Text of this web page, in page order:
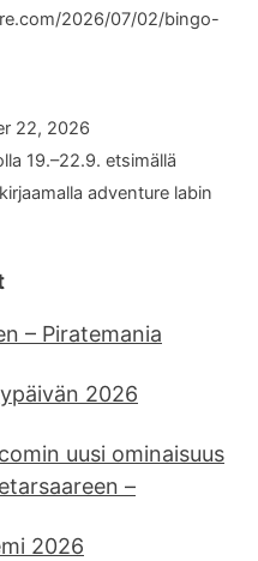
2026/07/02/bingo-
22, 2026
19.–22.9. etsimällä
adventure labin
– Piratemania
2026
uusi ominaisuus
–
2026